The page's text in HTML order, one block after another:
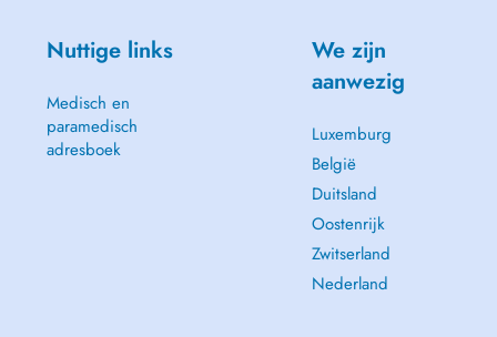
Nuttige links
Medisch en
paramedisch
adresboek
We zijn
aanwezig
Luxemburg
België
Duitsland
Oostenrijk
Zwitserland
Nederland